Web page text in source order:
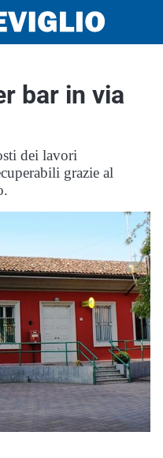
bar in via
dei lavori
grazie al